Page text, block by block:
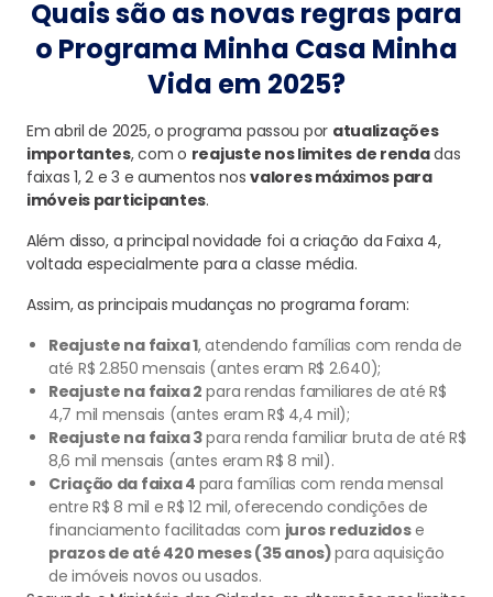
Quais são as novas regras para
o Programa Minha Casa Minha
Vida em 2025?
Em abril de 2025, o programa passou por atualizações
importantes, com o reajuste nos limites de rendadas
faixas 1, 2 e 3 e aumentos nosvalores máximos para
imóveis participantes.
Além disso, a principal novidade foi a criação da Faixa 4,
voltada especialmente para a classe média.
Assim, as principais mudanças no programa foram:
Reajuste na faixa 1, atendendo famílias com renda de
até R$ 2.850 mensais (antes eram R$ 2.640);
Reajuste na faixa 2 para rendas familiares de até R$
4,7 mil mensais (antes eram R$ 4,4 mil);
Reajuste na faixa 3para renda familiar bruta de até R$
8,6 mil mensais (antes eram R$ 8 mil).
Criação da faixa 4 para famílias com renda mensal
entre R$ 8 mil e R$ 12 mil, oferecendo condições de
financiamento facilitadas com juros reduzidose
prazos de até 420 meses (35 anos)para aquisição
de imóveis novos ou usados.